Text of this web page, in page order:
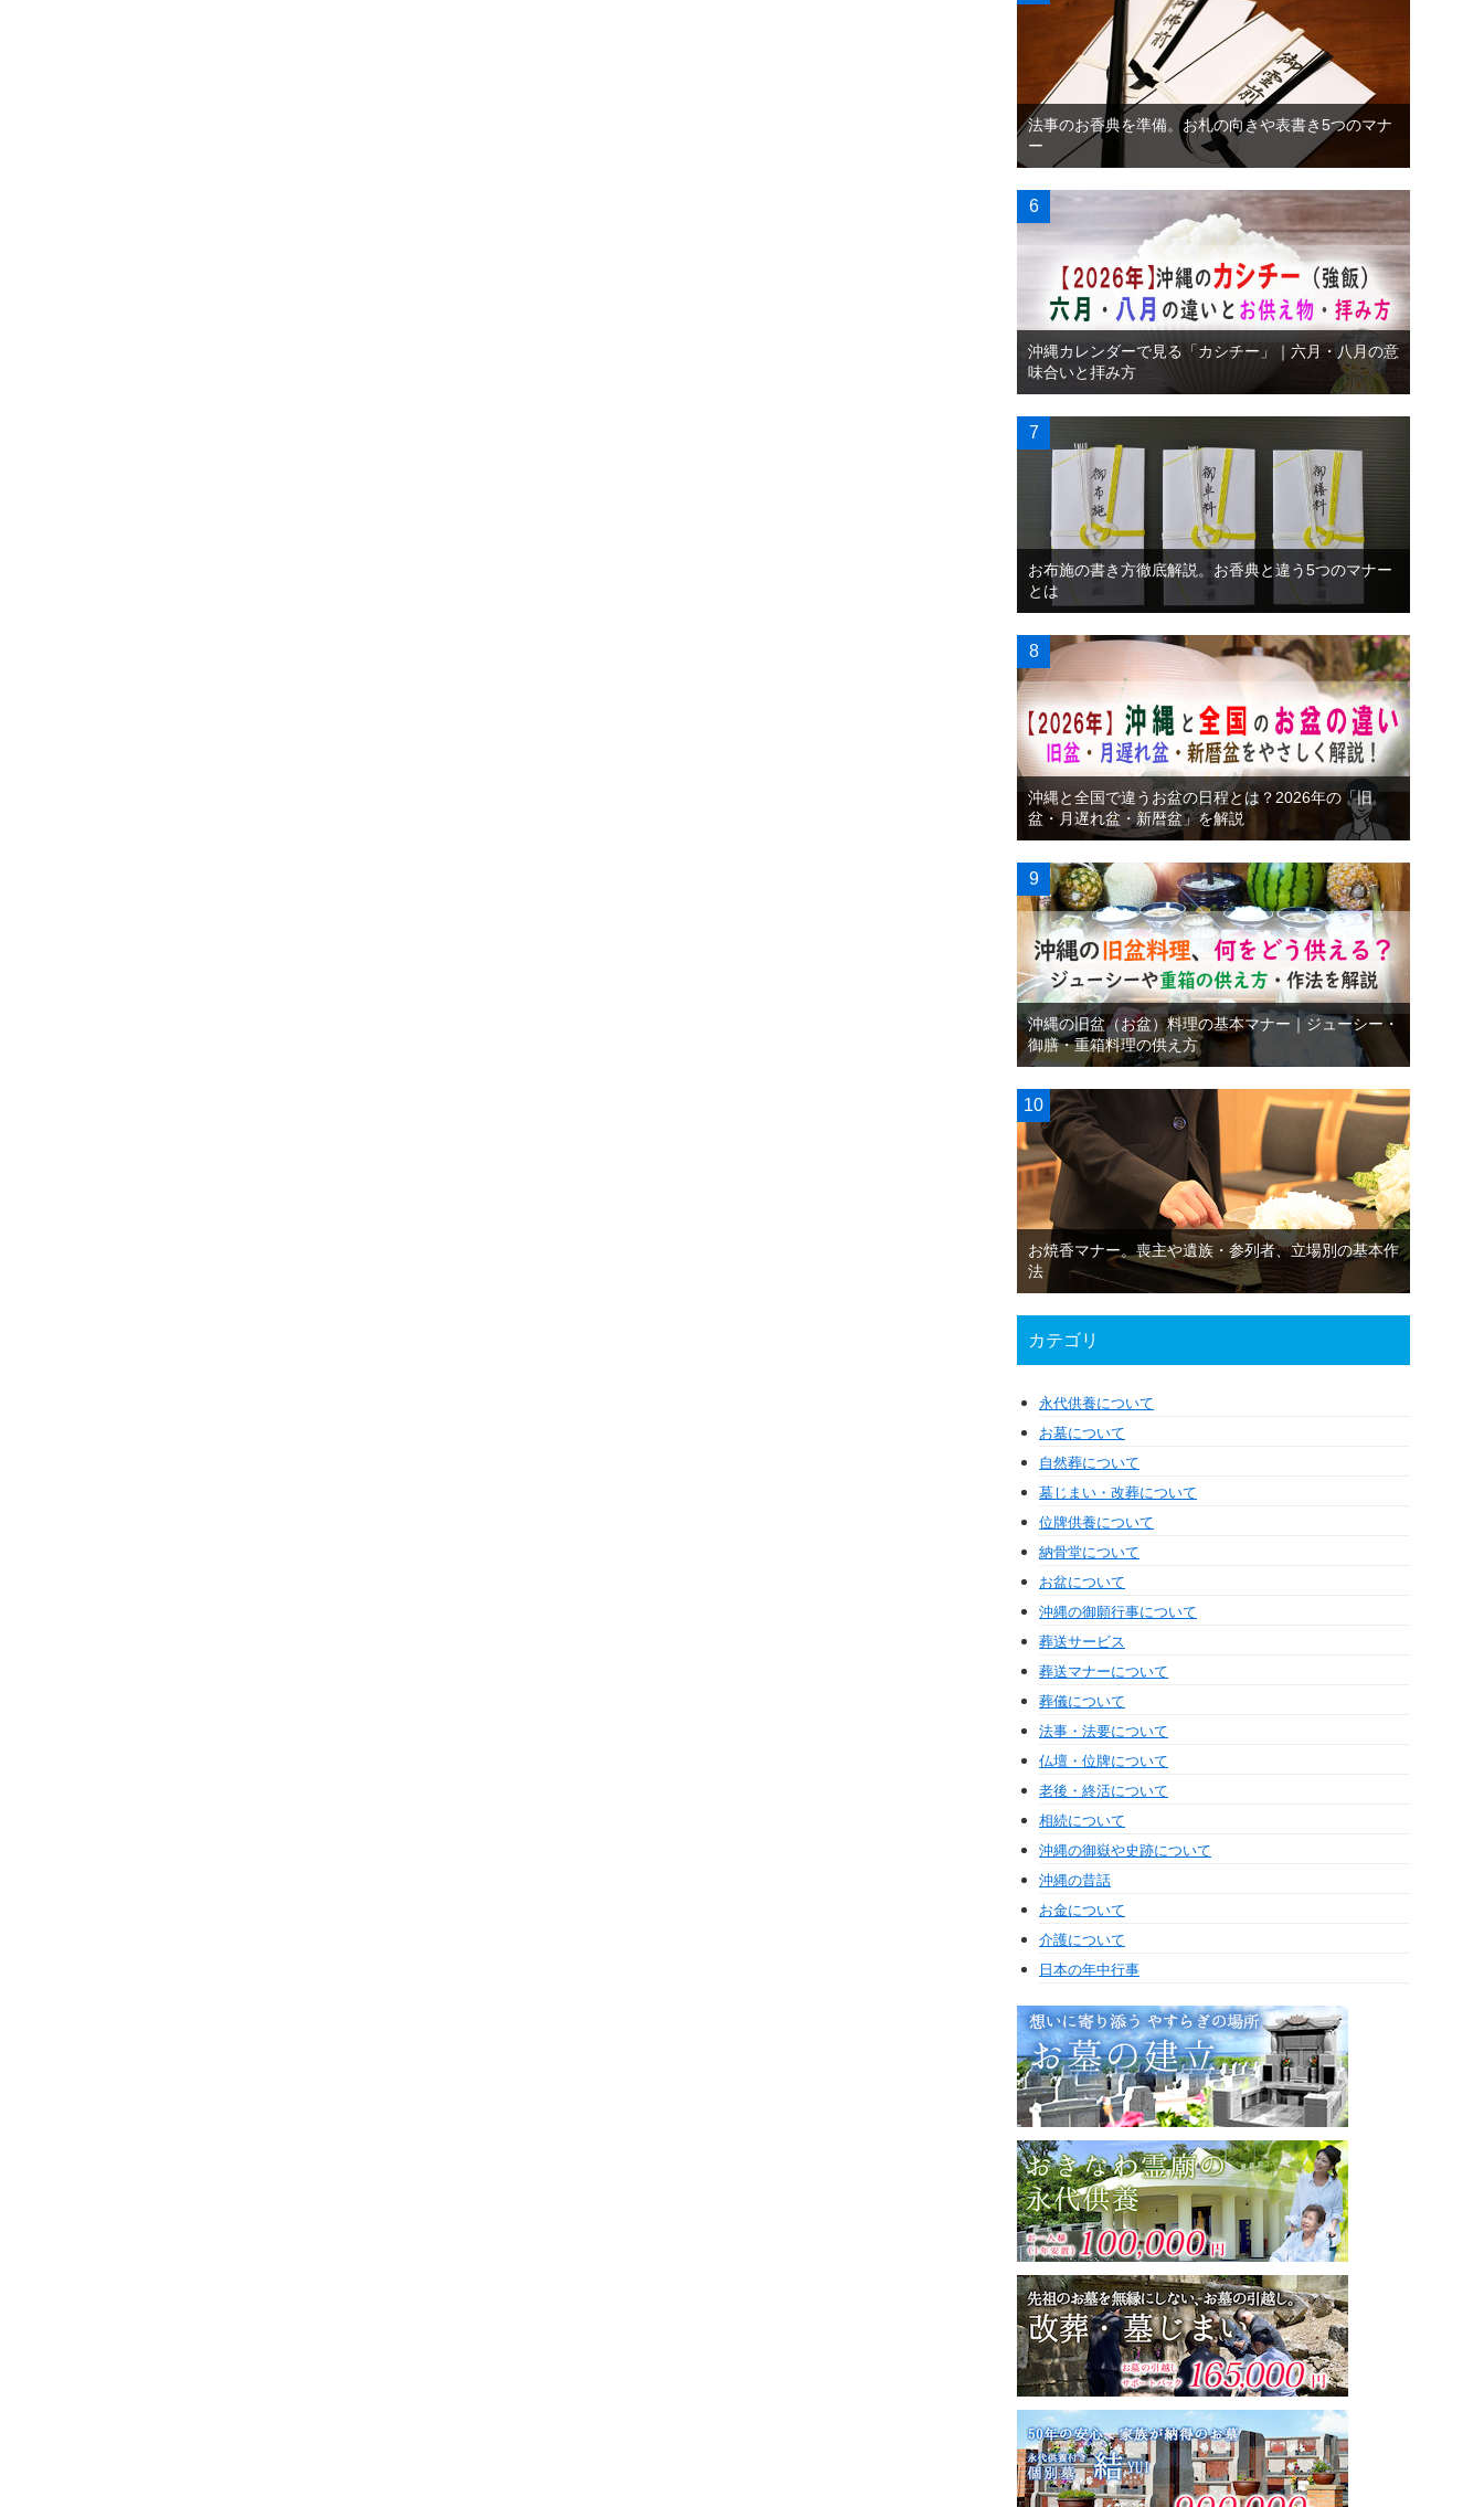
法事のお香典を準備。お札の向きや表書き5つのマナ
ー
沖縄カレンダーで見る「カシチー」｜六月・八月の意
味合いと拝み方
お布施の書き方徹底解説。お香典と違う5つのマナー
とは
沖縄と全国で違うお盆の日程とは？2026年の「旧
盆・月遅れ盆・新暦盆」を解説
沖縄の旧盆（お盆）料理の基本マナー｜ジューシー・
御膳・重箱料理の供え方
お焼香マナー。喪主や遺族・参列者、立場別の基本作
法
カテゴリ
永代供養について
お墓について
自然葬について
墓じまい・改葬について
位牌供養について
納骨堂について
お盆について
沖縄の御願行事について
葬送サービス
葬送マナーについて
葬儀について
法事・法要について
仏壇・位牌について
老後・終活について
相続について
沖縄の御嶽や史跡について
沖縄の昔話
お金について
介護について
日本の年中行事